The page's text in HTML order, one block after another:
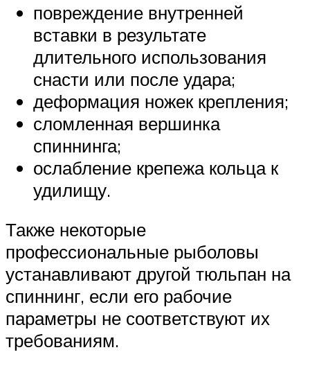
повреждение внутренней
вставки в результате
длительного использования
снасти или после удара;
деформация ножек крепления;
сломленная вершинка
спиннинга;
ослабление крепежа кольца к
удилищу.
Также некоторые
профессиональные рыболовы
устанавливают другой тюльпан на
спиннинг, если его рабочие
параметры не соответствуют их
требованиям.